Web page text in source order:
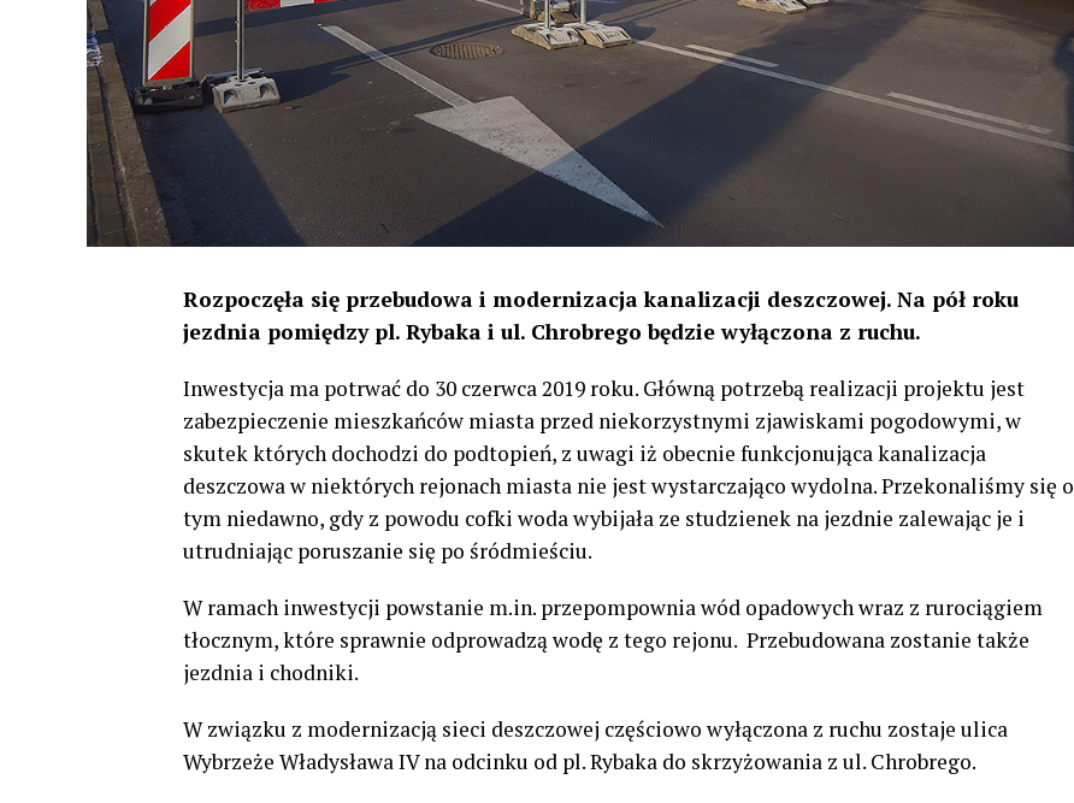
Rozpoczęła się przebudowa i modernizacja kanalizacji deszczowej. Na pół roku
jezdnia pomiędzy pl. Rybaka i ul. Chrobrego będzie wyłączona z ruchu.
Inwestycja ma potrwać do 30 czerwca 2019 roku. Główną potrzebą realizacji projektu jest
zabezpieczenie mieszkańców miasta przed niekorzystnymi zjawiskami pogodowymi, w
skutek których dochodzi do podtopień, z uwagi iż obecnie funkcjonująca kanalizacja
deszczowa w niektórych rejonach miasta nie jest wystarczająco wydolna. Przekonaliśmy się o
tym niedawno, gdy z powodu cofki woda wybijała ze studzienek na jezdnie zalewając je i
utrudniając poruszanie się po śródmieściu.
W ramach inwestycji powstanie m.in. przepompownia wód opadowych wraz z rurociągiem
tłocznym, które sprawnie odprowadzą wodę z tego rejonu. Przebudowana zostanie także
jezdnia i chodniki.
W związku z modernizacją sieci deszczowej częściowo wyłączona z ruchu zostaje ulica
Wybrzeże Władysława IV na odcinku od pl. Rybaka do skrzyżowania z ul. Chrobrego.